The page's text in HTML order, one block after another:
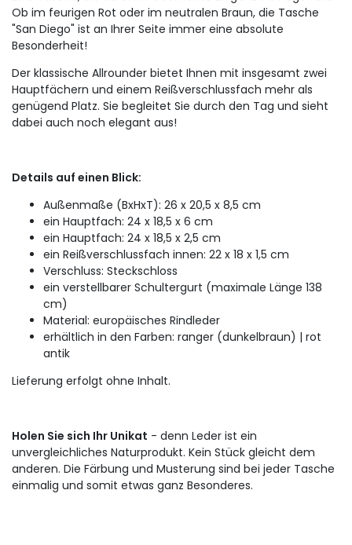
Ob im feurigen Rot oder im neutralen Braun, die Tasche
"San Diego" ist an Ihrer Seite immer eine absolute
Besonderheit!
Der klassische Allrounder bietet Ihnen mit insgesamt zwei
Hauptfächern und einem Reißverschlussfach mehr als
genügend Platz. Sie begleitet Sie durch den Tag und sieht
dabei auch noch elegant aus!
Details auf einen Blick:
Außenmaße (BxHxT): 26 x 20,5 x 8,5 cm
ein Hauptfach: 24 x 18,5 x 6 cm
ein Hauptfach: 24 x 18,5 x 2,5 cm
ein Reißverschlussfach innen: 22 x 18 x 1,5 cm
Verschluss: Steckschloss
ein verstellbarer Schultergurt (maximale Länge 138
cm)
Material: europäisches Rindleder
erhältlich in den Farben: ranger (dunkelbraun) | rot
antik
Lieferung erfolgt ohne Inhalt.
Holen Sie sich Ihr Unikat - denn Leder ist ein
unvergleichliches Naturprodukt. Kein Stück gleicht dem
anderen. Die Färbung und Musterung sind bei jeder Tasche
einmalig und somit etwas ganz Besonderes.